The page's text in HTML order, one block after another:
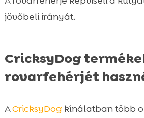
jövőbeli irányát.
CricksyDog
rovarfehérjét
ACricksyDogkínálatban több